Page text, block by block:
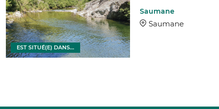
Saumane
Saumane
EST SITUÉ(E) DANS...